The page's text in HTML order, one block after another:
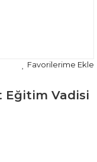
Eğitim Vadisi